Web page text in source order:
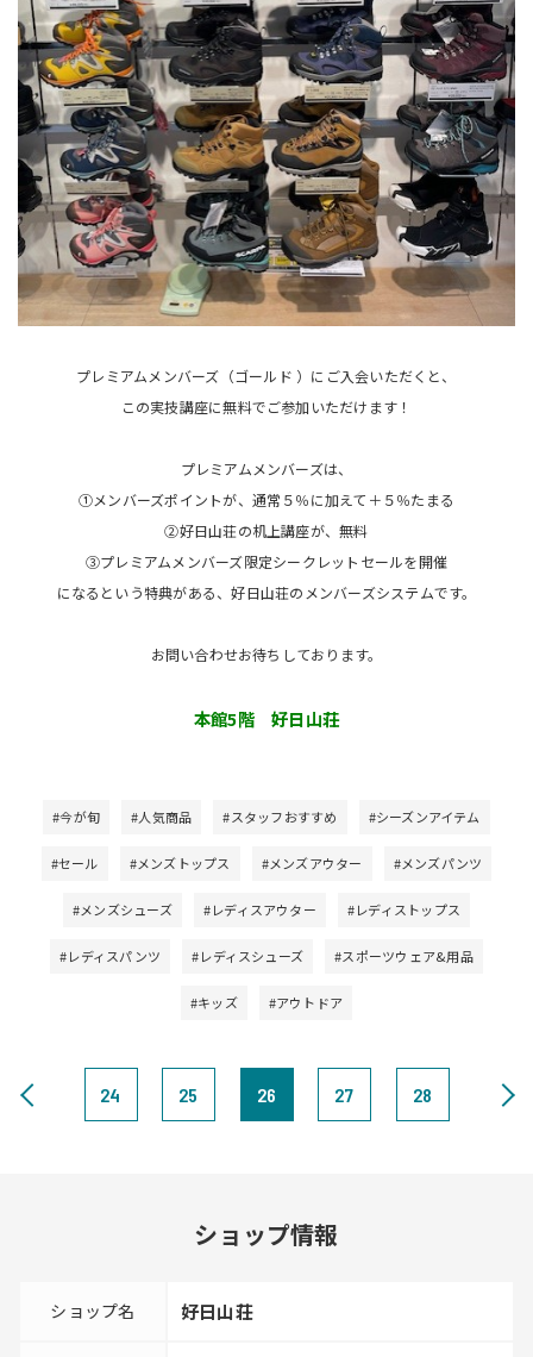
プレミアムメンバーズ（ゴールド ）にご入会いただくと、
この実技講座に無料でご参加いただけます！
プレミアムメンバーズは、
①メンバーズポイントが、通常５％に加えて＋５％たまる
②好日山荘の机上講座が、無料
➂プレミアムメンバーズ限定シークレットセールを開催
になるという特典がある、好日山荘のメンバーズシステムです。
お問い合わせお待ちしております。
本館5階 好日山荘
#今が旬 #人気商品 #スタッフおすすめ #シーズンアイテム
#セール #メンズトップス #メンズアウター #メンズパンツ
#メンズシューズ #レディスアウター #レディストップス
#レディスパンツ #レディスシューズ #スポーツウェア&用品
#キッズ #アウトドア
24 25 26 27 28
ショップ情報
ショップ名 好日山荘